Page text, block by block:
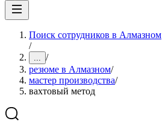
Поиск сотрудников в Алмазном
/
... /
резюме в Алмазном/
мастер производства/
вахтовый метод